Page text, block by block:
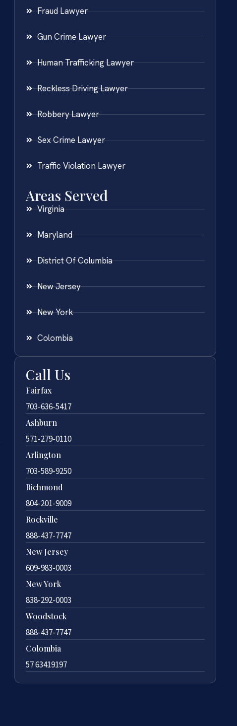
Fraud Lawyer
Gun Crime Lawyer
Human Trafficking Lawyer
Reckless Driving Lawyer
Robbery Lawyer
Sex Crime Lawyer
Traffic Violation Lawyer
Areas Served
Virginia
Maryland
District Of Columbia
New Jersey
New York
Colombia
Call Us
Fairfax
703-636-5417
Ashburn
571-279-0110
Arlington
703-589-9250
Richmond
804-201-9009
Rockville
888-437-7747
New Jersey
609-983-0003
New York
838-292-0003
Woodstock
888-437-7747
Colombia
57 63419197